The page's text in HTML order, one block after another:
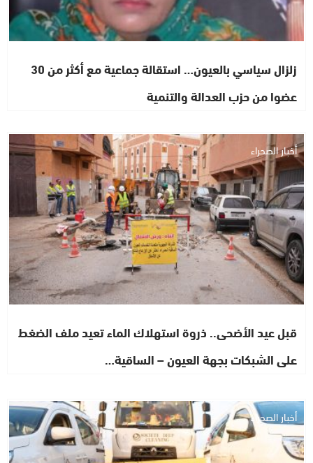
زلزال سياسي بالعيون… استقالة جماعية مع أكثر من 30
عضوا من حزب العدالة والتنمية
أخبار الصحراء
قبل عيد الأضحى.. ذروة استهلاك الماء تعيد ملف الضغط
على الشبكات بجهة العيون – الساقية…
أخبار الصحراء